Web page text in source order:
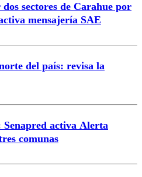
sectores de Carahue por
mensajería SAE
del país: revisa la
activa Alerta
comunas